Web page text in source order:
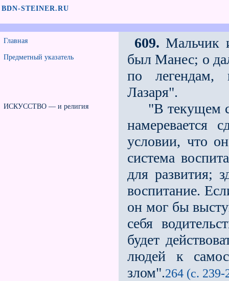
BDN-STEINER.RU
Главная
Предметный указатель
ИСКУССТВО — и религия
609. Мальчик
был Манес; о
по легендам,
Лазаря".
"В текущем
намеревается
условии, что
система
для развития;
воспитание.
он мог бы
себя
будет
людей к
злом".264 (с. 239-